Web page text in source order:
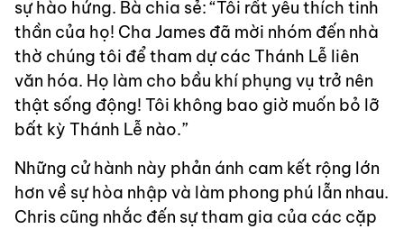
sự hào hứng. Bà chia sẻ: “Tôi rất yêu thích tinh
thần của họ! Cha James đã mời nhóm đến nhà
thờ chúng tôi để tham dự các Thánh Lễ liên
văn hóa. Họ làm cho bầu khí phụng vụ trở nên
thật sống động! Tôi không bao giờ muốn bỏ lỡ
bất kỳ Thánh Lễ nào.”
Những cử hành này phản ánh cam kết rộng lớn
hơn về sự hòa nhập và làm phong phú lẫn nhau.
Chris cũng nhắc đến sự tham gia của các cặp